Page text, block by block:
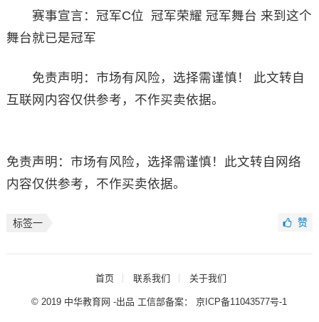
赛事宣言：冠军C位 冠军荣耀 冠军舞台 来到这个
舞台就已是冠军
免责声明：市场有风险，选择需谨慎！ 此文转自
互联网内容仅供参考，不作买卖依据。
免责声明：市场有风险，选择需谨慎！此文转自网络
内容仅供参考，不作买卖依据。
标签一 赞
首页 联系我们 关于我们
© 2019 中华教育网 -出品 工信部备案：京ICP备11043577号-1